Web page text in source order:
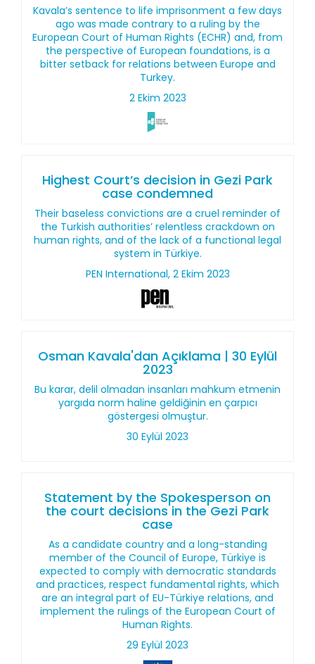
Kavala’s sentence to life imprisonment a few days
ago was made contrary to a ruling by the
European Court of Human Rights (ECHR) and, from
the perspective of European foundations, is a
bitter setback for relations between Europe and
Turkey.
2 Ekim 2023
Highest Court’s decision in Gezi Park
case condemned
Their baseless convictions are a cruel reminder of
the Turkish authorities’ relentless crackdown on
human rights, and of the lack of a functional legal
system in Türkiye.
PEN International, 2 Ekim 2023
Osman Kavala'dan Açıklama | 30 Eylül
2023
Bu karar, delil olmadan insanları mahkum etmenin
yargıda norm haline geldiğinin en çarpıcı
göstergesi olmuştur.
30 Eylül 2023
Statement by the Spokesperson on
the court decisions in the Gezi Park
case
As a candidate country and a long-standing
member of the Council of Europe, Türkiye is
expected to comply with democratic standards
and practices, respect fundamental rights, which
are an integral part of EU-Türkiye relations, and
implement the rulings of the European Court of
Human Rights.
29 Eylül 2023